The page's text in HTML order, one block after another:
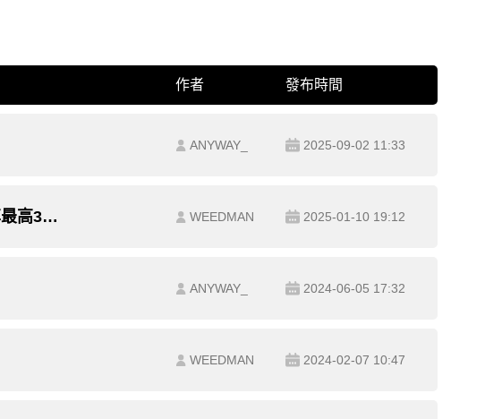
作者 發布時間
ANYWAY_ 2025-09-02 11:33
2025年1月購車優惠｜BMW電動車銷售再創高峰 穩坐台灣冠軍寶座｜指定車型可享最高3年不限里程免費充電 WEEDMAN 2025-01-10 19:12
ANYWAY_ 2024-06-05 17:32
WEEDMAN 2024-02-07 10:47